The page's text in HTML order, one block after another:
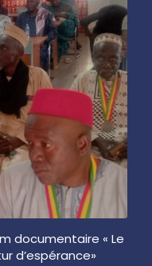
documentaire « Le
d’espérance»